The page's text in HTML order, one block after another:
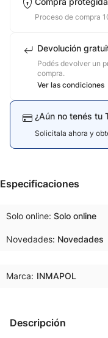
Proceso de compra
Devolución
Podés devolver un
compra.
Ver las condiciones
¿Aún no tenés tu
Solicitala ahora y
Especificaciones
Solo online Solo online
Novedades Novedades
Marca: INMAPOL
Descripción